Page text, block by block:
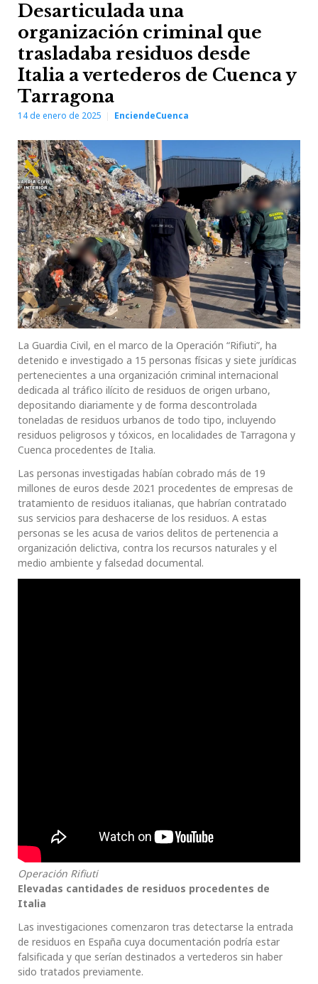
Desarticulada una
organización criminal que
trasladaba residuos desde
Italia a vertederos de Cuenca y
Tarragona
14 de enero de 2025 EnciendeCuenca
La Guardia Civil, en el marco de la Operación “Rifiuti”, ha
detenido e investigado a 15 personas físicas y siete jurídicas
pertenecientes a una organización criminal internacional
dedicada al tráfico ilícito de residuos de origen urbano,
depositando diariamente y de forma descontrolada
toneladas de residuos urbanos de todo tipo, incluyendo
residuos peligrosos y tóxicos, en localidades de Tarragona y
Cuenca procedentes de Italia.
Las personas investigadas habían cobrado más de 19
millones de euros desde 2021 procedentes de empresas de
tratamiento de residuos italianas, que habrían contratado
sus servicios para deshacerse de los residuos. A estas
personas se les acusa de varios delitos de pertenencia a
organización delictiva, contra los recursos naturales y el
medio ambiente y falsedad documental.
Operación Rifiuti
Elevadas cantidades de residuos procedentes de
Italia
Las investigaciones comenzaron tras detectarse la entrada
de residuos en España cuya documentación podría estar
falsificada y que serían destinados a vertederos sin haber
sido tratados previamente.